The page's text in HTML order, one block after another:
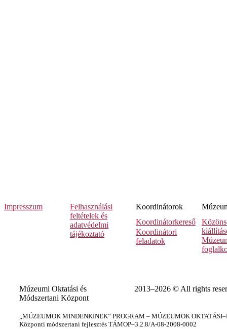
Impresszum
Felhasználási
feltételek és
adatvédelmi
tájékoztató
Koordinátorok
Koordinátorkereső
Koordinátori
feladatok
Múzeumi Oktatási és
Módszertani Központ
2013–2026 © All rights
„MÚZEUMOK MINDENKINEK” PROGRAM – MÚZEUMOK
Központi módszertani fejlesztés TÁMOP–3.2.8/A-08-2008-0002